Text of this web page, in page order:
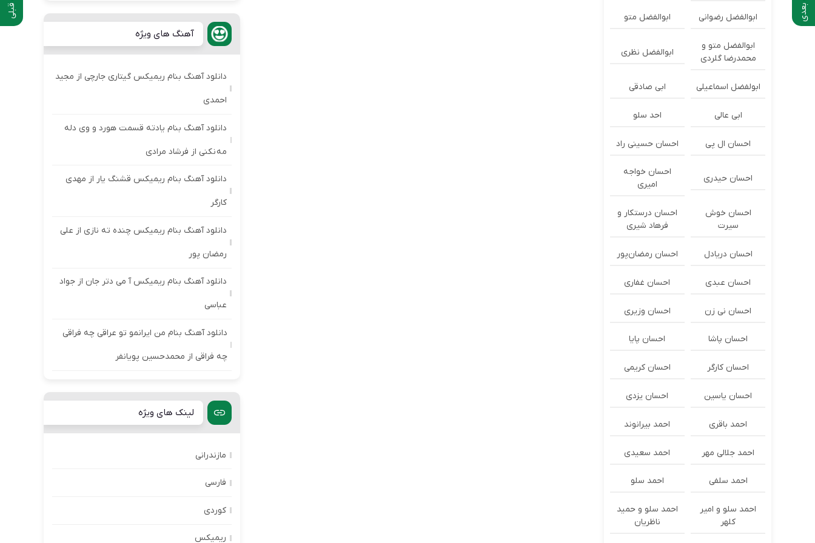
ابوالفضل رضوانی ابوالفضل متو
ابوالفضل متو و
محمدرضا گلردی
ابوالفضل نظری
ابولفضل اسماعیلی ابی صادقی
ابی عالی احد سلو
احسان ال پی احسان حسینی راد
احسان حیدری
احسان خواجه
امیری
احسان خوش
سیرت
احسان درستكار و
فرهاد شيرى
احسان دریادل احسان رمضان‌پور
احسان عبدی احسان غفاری
احسان نی زن احسان وزیری
احسان پاشا احسان پایا
احسان کارگر احسان کریمی
احسان یاسین احسان یزدی
احمد باقری احمد بیرانوند
احمد جلالی مهر احمد سعیدی
احمد سلفی احمد سلو
احمد سلو و امیر
کلهر
احمد سلو و حمید
ناظریان
آهنگ های ویژه
دانلود آهنگ بنام ریمیکس گیتاری جارچی از مجید
احمدی
دانلود آهنگ بنام یادته قسمت هورد و وی دله
مه نکنی از فرشاد مرادی
دانلود آهنگ بنام ریمیکس قشنگ یار از مهدی
کارگر
دانلود آهنگ بنام ریمیکس چنده ته نازی از علی
رمضان پور
دانلود آهنگ بنام ریمیکس آ می دتر جان از جواد
عباسی
دانلود آهنگ بنام من ایرانمو تو عراقی چه فراقی
چه فراقی از محمدحسین پویانفر
لینک های ویژه
مازندرانی
فارسی
کوردی
ریمیکس